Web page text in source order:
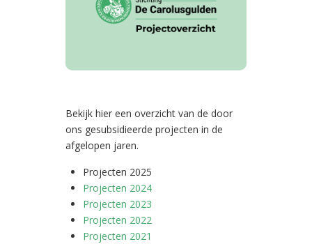
Bekijk hier een overzicht van de door
ons gesubsidieerde projecten in de
afgelopen jaren.
Projecten 2025
Projecten 2024
Projecten 2023
Projecten 2022
Projecten 2021